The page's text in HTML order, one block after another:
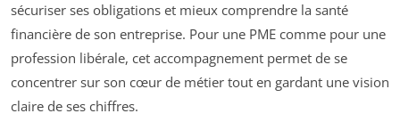
sécuriser ses obligations et mieux comprendre la santé
financière de son entreprise. Pour une PME comme pour une
profession libérale, cet accompagnement permet de se
concentrer sur son cœur de métier tout en gardant une vision
claire de ses chiffres.